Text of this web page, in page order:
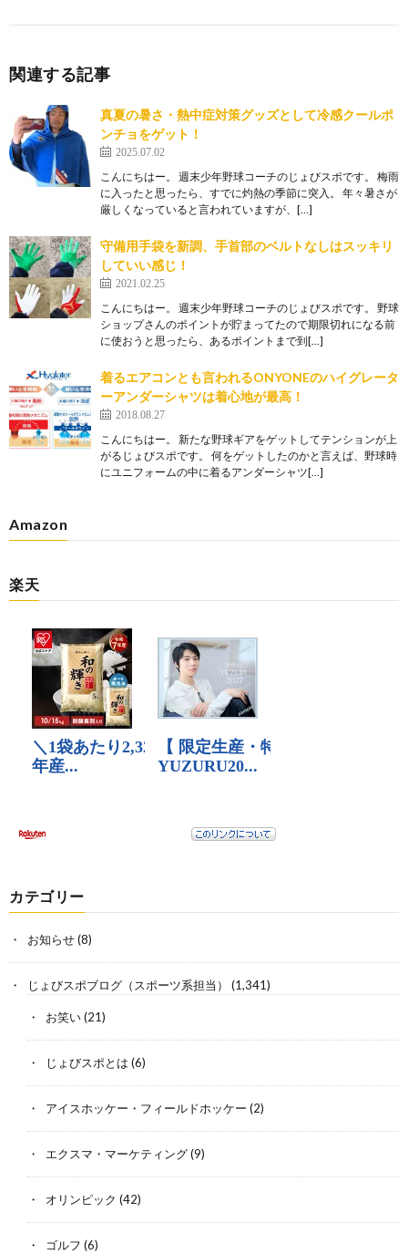
関連する記事
真夏の暑さ・熱中症対策グッズとして冷感クールポ
ンチョをゲット！
2025.07.02
こんにちはー。 週末少年野球コーチのじょびスポです。 梅雨
に入ったと思ったら、すでに灼熱の季節に突入。 年々暑さが
厳しくなっていると言われていますが、[…]
守備用手袋を新調、手首部のベルトなしはスッキリ
していい感じ！
2021.02.25
こんにちはー。 週末少年野球コーチのじょびスポです。 野球
ショップさんのポイントが貯まってたので期限切れになる前
に使おうと思ったら、あるポイントまで到[…]
着るエアコンとも言われるONYONEのハイグレータ
ーアンダーシャツは着心地が最高！
2018.08.27
こんにちはー。 新たな野球ギアをゲットしてテンションが上
がるじょびスポです。 何をゲットしたのかと言えば、野球時
にユニフォームの中に着るアンダーシャツ[…]
Amazon
楽天
カテゴリー
お知らせ(8)
じょびスポブログ（スポーツ系担当） (1,341)
お笑い(21)
じょびスポとは (6)
アイスホッケー・フィールドホッケー (2)
エクスマ・マーケティング(9)
オリンピック (42)
ゴルフ (6)